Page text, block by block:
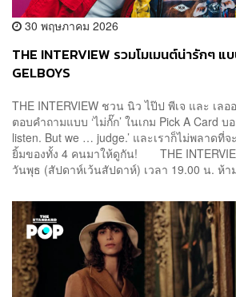
30 พฤษภาคม 2026
THE INTERVIEW รวมโมเมนต์น่ารักๆ แ
GELBOYS
THE INTERVIEW ชวน นิว ไป๊ป พีเจ และ เลอ
ตอบคำถามแบบ ‘ไม่กั๊ก’ ในเกม Pick A Card บ
listen. But we … judge.’ และเราก็ไม่พลาดที่
ยิ้มของทั้ง 4 คนมาให้ดูกัน! THE
วันพุธ (สัปดาห์เว้นสัปดาห์) เวลา 19.00 น.